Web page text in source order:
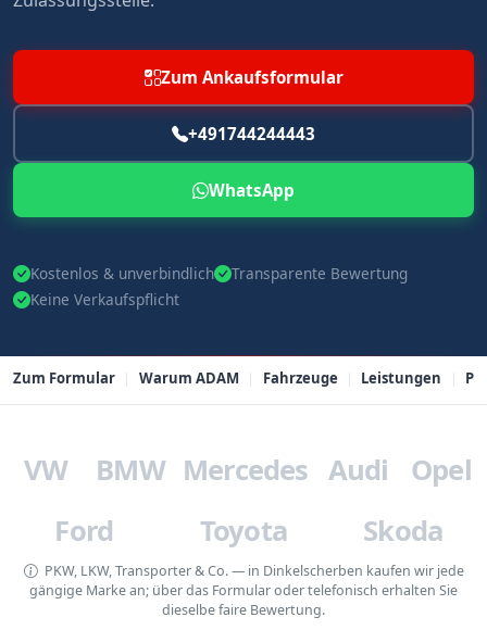
Zum Ankaufsformular
+491744244443
WhatsApp
Kostenlos & unverbindlich
Transparente Bewertung
Keine Verkaufspflicht
Zum Formular Warum ADAM Fahrzeuge Leistungen
VW BMW Mercedes Audi
Opel
Ford
Toyota Skoda
PKW, LKW, Transporter & Co. — in Dinkelscherben kaufen wir jede
gängige Marke an; über das Formular oder telefonisch erhalten Sie
dieselbe faire Bewertung.